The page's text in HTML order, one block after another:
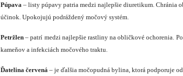
Púpava – listy púpavy patria medzi najlepšie diuretikum. Chránia
účinok. Upokojujú podráždený močový systém.
Petržlen – patrí medzi najlepšie rastliny na obličkové ochorenia.
kameňov a infekciách močového traktu.
Ďatelina červená – je ďalšia močopudná bylina, ktorá podporuje